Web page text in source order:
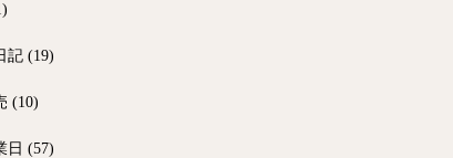
記 (19)
(10)
日 (57)